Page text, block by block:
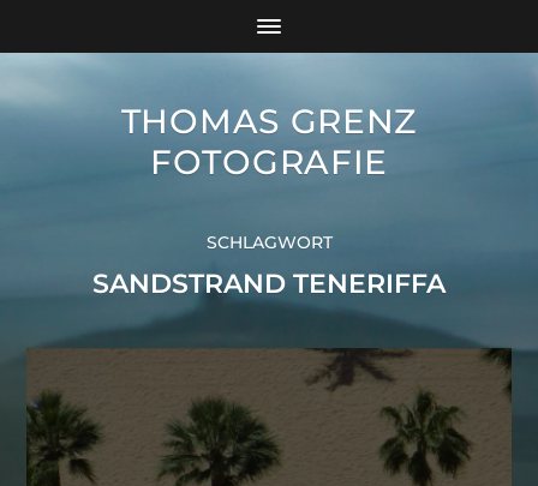
THOMAS GRENZ
FOTOGRAFIE
SCHLAGWORT
SANDSTRAND TENERIFFA